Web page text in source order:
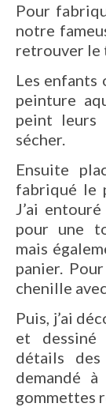
Pour
notre
retrouver le
Les enfants
peinture
peint leurs
sécher.
Ensuite
fabriqué le
J’ai
pour une
mais
panier.
chenille
Puis, j’ai
et
détails
demandé
gommettes